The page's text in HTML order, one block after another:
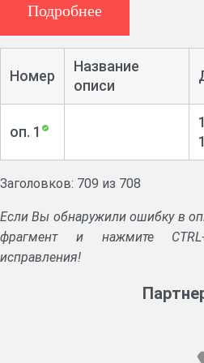
бумаг; сведения о денежном и
снабжению служащих, описи дел.
Подробнее
Номер
Название
описи
оп. 1
Заголовков: 709 из 708
Если Вы обнаружили ошибку в
фрагмент и нажмите
исправления!